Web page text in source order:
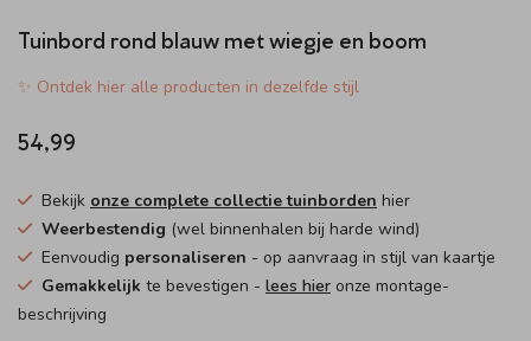
Tuinbord rond blauw met wiegje en boom
✨ Ontdek hier alle producten in dezelfde stijl
54,99
Bekijk onze complete collectie tuinborden hier
Weerbestendig (wel binnenhalen bij harde wind)
Eenvoudig personaliseren - op aanvraag in stijl van kaartje
Gemakkelijk te bevestigen - lees hier onze montage-
beschrijving